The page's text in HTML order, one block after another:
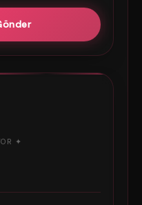
✦